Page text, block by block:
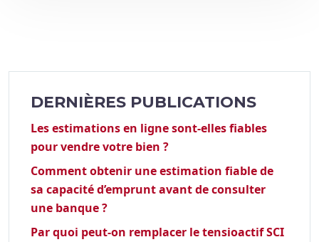
DERNIÈRES PUBLICATIONS
Les estimations en ligne sont-elles fiables
pour vendre votre bien ?
Comment obtenir une estimation fiable de
sa capacité d’emprunt avant de consulter
une banque ?
Par quoi peut-on remplacer le tensioactif SCI